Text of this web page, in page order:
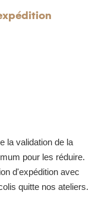
la validation de la
pour les réduire.
d'expédition avec
quitte nos ateliers.